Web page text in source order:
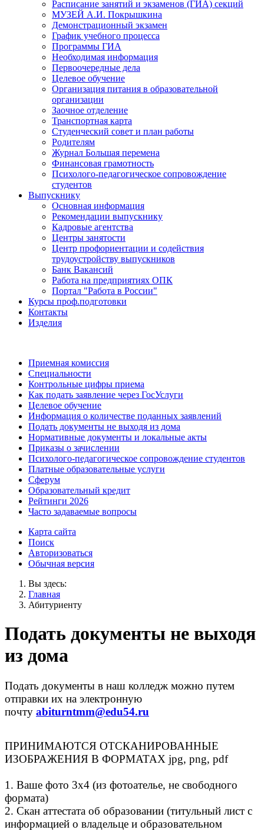
Расписание занятий и экзаменов (ГИА) секций
МУЗЕЙ А.И. Покрышкина
Демонстрационный экзамен
График учебного процесса
Программы ГИА
Необходимая информация
Первоочередные дела
Целевое обучение
Организация питания в образовательной
организации
Заочное отделение
Транспортная карта
Студенческий совет и план работы
Родителям
Журнал Большая перемена
Финансовая грамотность
Психолого-педагогическое сопровождение
студентов
Выпускнику
Основная информация
Рекомендации выпускнику
Кадровые агентства
Центры занятости
Центр профориентации и содействия
трудоустройству выпускников
Банк Вакансий
Работа на предприятиях ОПК
Портал "Работа в России"
Курсы проф.подготовки
Контакты
Изделия
Приемная комиссия
Специальности
Контрольные цифры приема
Как подать заявление через ГосУслуги
Целевое обучение
Информация о количестве поданных заявлений
Подать документы не выходя из дома
Нормативные документы и локальные акты
Приказы о зачислении
Психолого-педагогическое сопровождение студентов
Платные образовательные услуги
Сферум
Образовательный кредит
Рейтинги 2026
Часто задаваемые вопросы
Карта сайта
Поиск
Авторизоваться
Обычная версия
Вы здесь:
Главная
Абитуриенту
Подать документы не выходя
из дома
Подать документы в наш колледж можно путем
отправки их на электронную
почту abiturntmm@edu54.ru
ПРИНИМАЮТСЯ ОТСКАНИРОВАННЫЕ
ИЗОБРАЖЕНИЯ В ФОРМАТАХ jpg, png, pdf
1. Ваше фото 3x4 (из фотоателье, не свободного
формата)
2. Скан аттестата об образовании (титульный лист с
информацией о владельце и образовательном